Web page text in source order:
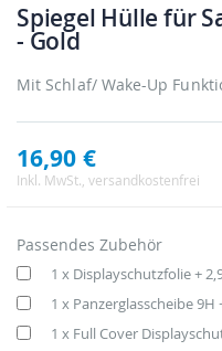
Spiegel Hülle für
- Gold
Mit Schlaf/ Wake-Up
16,90 €
Inkl. MwSt. , versandkostenfrei
Passendes Zubehör
1 x Displayschutzfolie+
1 x Panzerglasscheibe 9H
1 x Full Cover